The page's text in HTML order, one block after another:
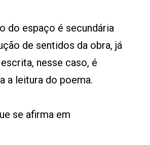
do espaço é secundária
de sentidos da obra, já
nesse caso, é
a leitura do poema.
se afirma em